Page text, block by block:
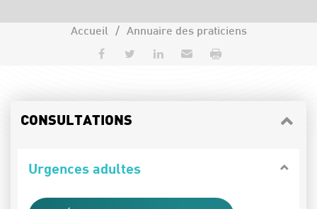
Accueil Annuaire des praticiens
Partager sur Facebook
Partager sur Twitter
Partager sur LinkedIn
Envoyer par e-mail
CONSULTATIONS
Urgences adultes